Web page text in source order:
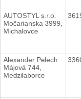
AUTOSTYL s.r.o.
Močarianska 3999,
Michalovce
Alexander Pelech
Májová 744,
Medzilaborce